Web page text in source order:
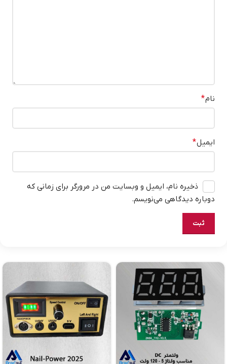
نام*
ایمیل*
ذخیره نام، ایمیل و وبسایت من در مرورگر برای زمانی که
دوباره دیدگاهی می‌نویسم.